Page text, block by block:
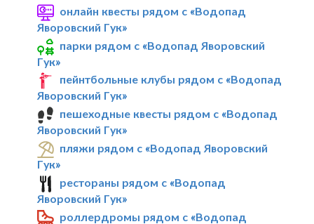
онлайн квесты рядом с «Водопад
Яворовский Гук»
парки рядом с «Водопад Яворовский
Гук»
пейнтбольные клубы рядом с «Водопад
Яворовский Гук»
пешеходные квесты рядом с «Водопад
Яворовский Гук»
пляжи рядом с «Водопад Яворовский
Гук»
рестораны рядом с «Водопад
Яворовский Гук»
роллердромы рядом с «Водопад